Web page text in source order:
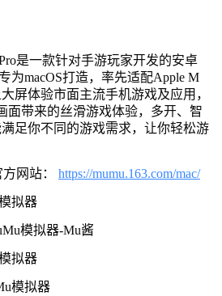
是一款针对手游玩家开发的安卓
为macOS打造，率先适配Apple M
屏体验市面主流手机游戏及应用，
面带来的丝滑游戏体验，多开、智
足你不同的游戏需求，让你轻松游
网站： https://mumu.163.com/mac/
拟器
模拟器-Mu酱
拟器
模拟器